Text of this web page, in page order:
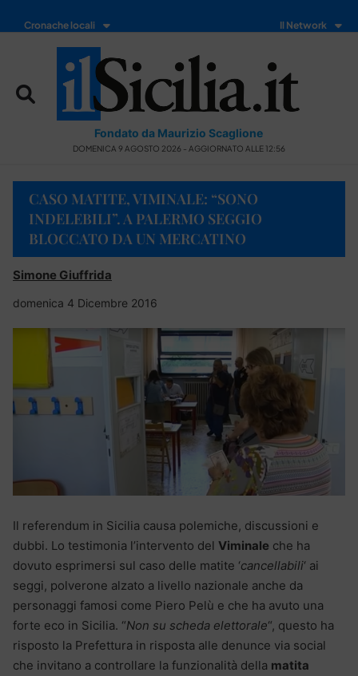
Cronache locali Il Network
Fondato da Maurizio Scaglione
DOMENICA 9 AGOSTO 2026 - AGGIORNATO ALLE 12:56
CASO MATITE, VIMINALE: “SONO
INDELEBILI”. A PALERMO SEGGIO
BLOCCATO DA UN MERCATINO
Simone Giuffrida
domenica 4 Dicembre 2016
Il referendum in Sicilia causa polemiche, discussioni e
dubbi. Lo testimonia l’intervento del Viminale che ha
dovuto esprimersi sul caso delle matite ‘cancellabili‘ ai
seggi, polverone alzato a livello nazionale anche da
personaggi famosi come Piero Pelù e che ha avuto una
forte eco in Sicilia. “Non su scheda elettorale“, questo ha
risposto la Prefettura in risposta alle denunce via social
che invitano a controllare la funzionalità della matita